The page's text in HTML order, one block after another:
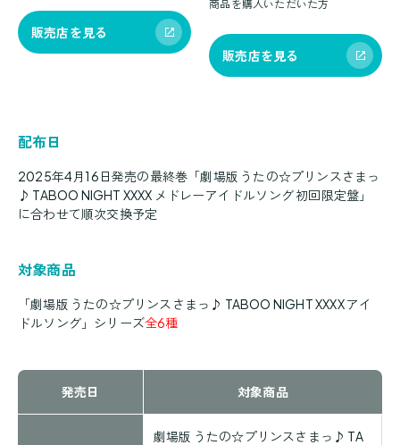
販売店を見る
商品を購入いただいた方
販売店を見る
配布日
2025年4月16日発売の最終巻「劇場版 うたの☆プリンスさまっ
♪ TABOO NIGHT XXXX メドレーアイドルソング 初回限定盤」
に合わせて順次交換予定
対象商品
「劇場版 うたの☆プリンスさまっ♪ TABOO NIGHT XXXX アイ
ドルソング」シリーズ全6種
発売日 対象商品
劇場版 うたの☆プリンスさまっ♪ TA